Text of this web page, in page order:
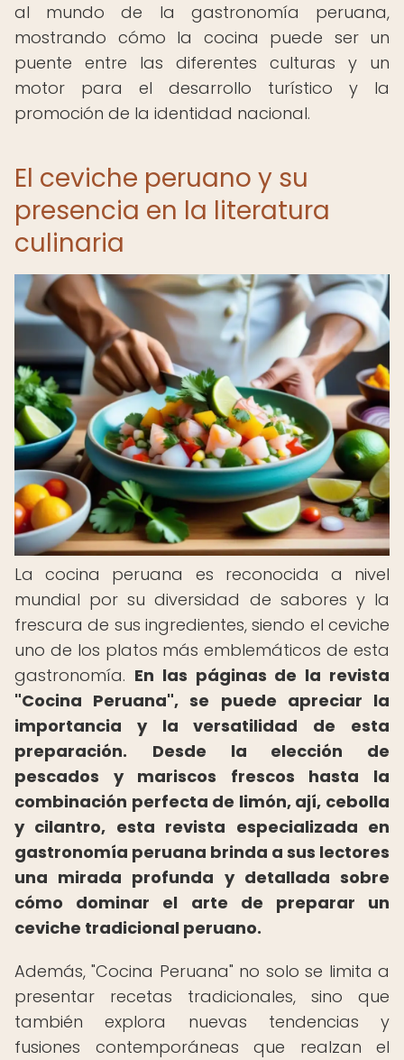
al mundo de la gastronomía peruana,
mostrando cómo la cocina puede ser un
puente entre las diferentes culturas y un
motor para el desarrollo turístico y la
promoción de la identidad nacional.
El ceviche peruano y su
presencia en la literatura
culinaria
La cocina peruana es reconocida a nivel
mundial por su diversidad de sabores y la
frescura de sus ingredientes, siendo el ceviche
uno de los platos más emblemáticos de esta
gastronomía. En las páginas de la revista
"Cocina Peruana", se puede apreciar la
importancia y la versatilidad de esta
preparación.
Desde la elección de
pescados y mariscos frescos hasta la
combinación perfecta de limón, ají, cebolla
y cilantro, esta revista especializada en
gastronomía peruana brinda a sus lectores
una mirada profunda y detallada sobre
cómo dominar el arte de preparar un
ceviche tradicional peruano.
Además, "Cocina Peruana" no solo se limita a
presentar recetas tradicionales, sino que
también explora nuevas tendencias y
fusiones contemporáneas que realzan el